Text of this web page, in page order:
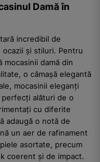
Damă în
incredibil de
și stiluri. Pentru
mocasinii damă din
o cămașă elegantă
mocasinii eleganți
alături de o
cu diferite
adaugă o notă de
un aer de rafinament
asortate, precum
coerent și de impact.